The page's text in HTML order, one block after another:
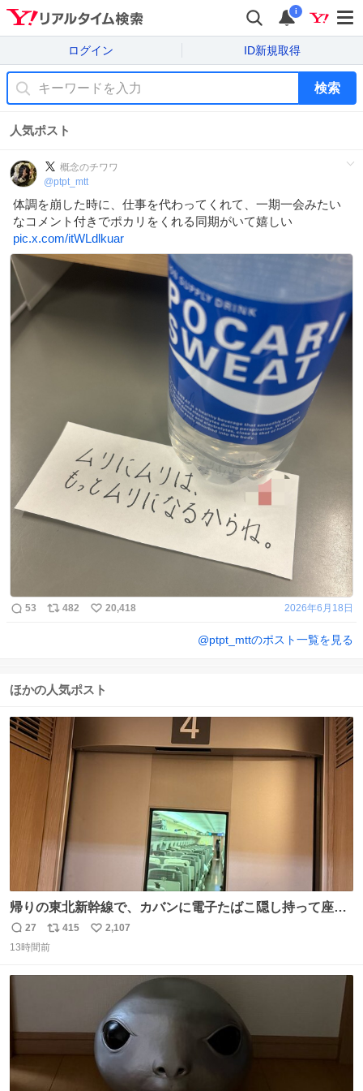
i
ログイン ID新規取得
検索
人気ポスト
概念のチワワ
@ptpt_mtt
体調を崩した時に、仕事を代わってくれて、一期一会みたい
なコメント付きでポカリをくれる同期がいて嬉しい
pic.x.com/itWLdlkuar
53 482 20,418 2026年6月18日
@ptpt_mttのポスト一覧を見る
ほかの人気ポスト
帰りの東北新幹線で、カバンに電子たばこ隠し持って座席
で吸ってる人がいて終わった。車内はたばこの匂いが充満
していてデッキへ避難中。 その人の一つ後ろの席を予約し
思ってるの？信じられない。
返
信
27
リ
ポ
415
い
2,107
13時間前